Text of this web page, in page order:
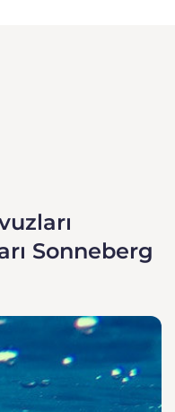
Sonneberg